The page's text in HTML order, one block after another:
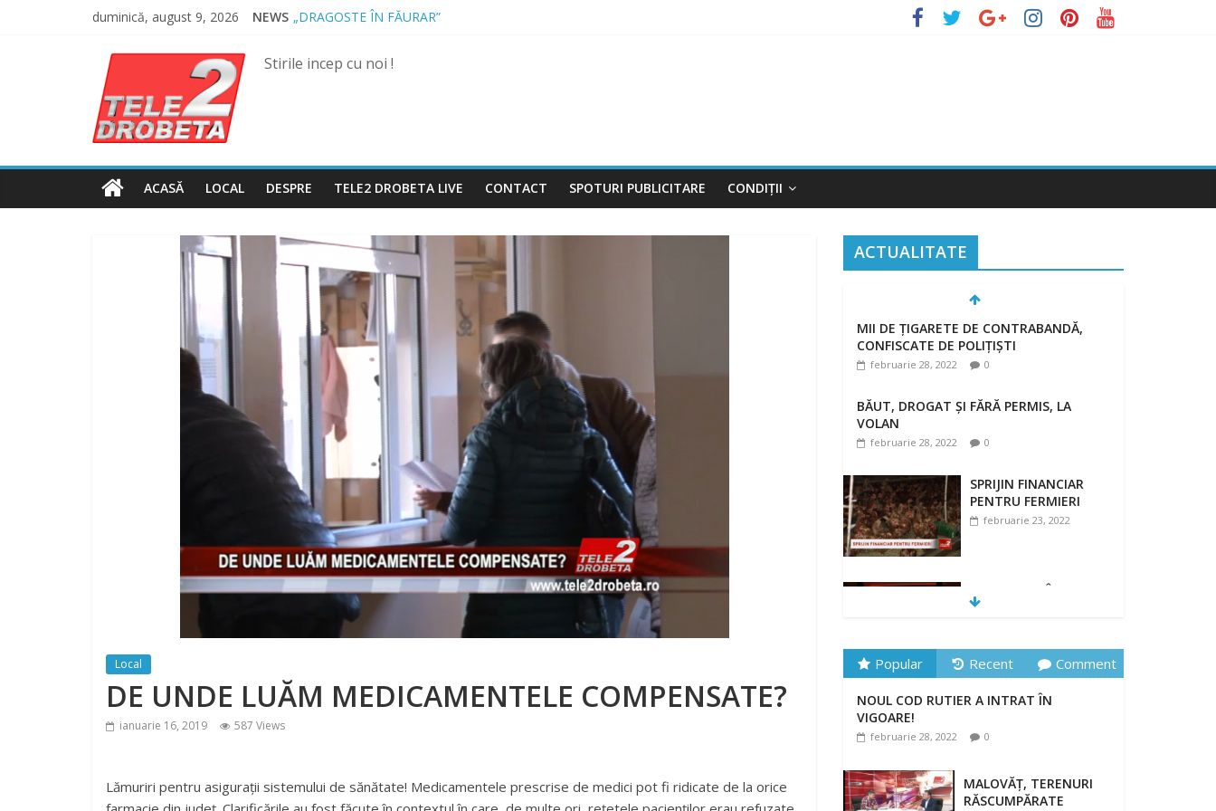
duminică, august 9, 2026 NEWS „DRAGOSTE ÎN FĂURAR”
MII DE ȚIGARETE DE CONTRABANDĂ, CONFISCATE DE POLIȚIȘTI
BĂUT, DROGAT ȘI FĂRĂ PERMIS, LA VOLAN
Stirile incep cu noi !
ACASĂ LOCAL DESPRE TELE2 DROBETA LIVE CONTACT SPOTURI PUBLICITARE CONDIȚII
Local
DE UNDE LUĂM MEDICAMENTELE COMPENSATE?
ianuarie 16, 2019 587 Views
Lămuriri pentru asigurații sistemului de sănătate! Medicamentele prescrise de medici pot fi ridicate de la orice
ACTUALITATE
MII DE ȚIGARETE DE CONTRABANDĂ,
CONFISCATE DE POLIȚIȘTI
februarie 28, 2022 0
BĂUT, DROGAT ȘI FĂRĂ PERMIS, LA
VOLAN
februarie 28, 2022 0
SPRIJIN FINANCIAR
PENTRU FERMIERI
februarie 23, 2022
„DRAGOSTE ÎN
FĂURAR”
NOUL COD RUTIER A INTRAT ÎN
VIGOARE!
februarie 28, 2022 0
Popular Recent Comment
NOUL COD RUTIER A INTRAT ÎN
VIGOARE!
februarie 28, 2022 0
MALOVĂȚ, TERENURI
RĂSCUMPĂRATE